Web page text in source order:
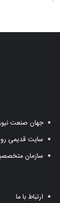
جهان صنعت
سایت قدیمی
سازمان
ارتباط با ما